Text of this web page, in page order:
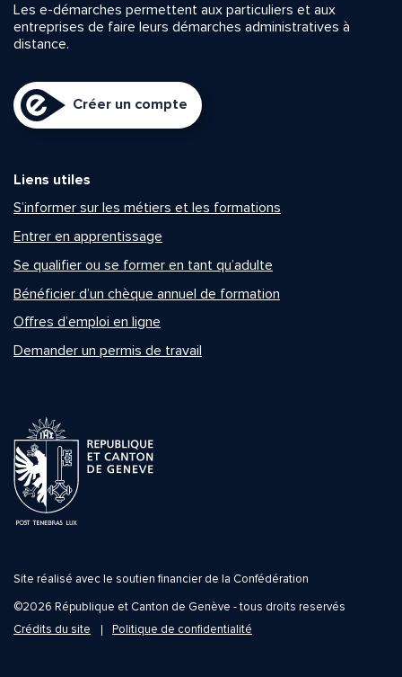
Les e-démarches permettent aux particuliers et aux
entreprises de faire leurs démarches administratives à
distance.
Créer un compte
Liens utiles
S’informer sur les métiers et les formations
Entrer en apprentissage
Se qualifier ou se former en tant qu’adulte
Bénéficier d’un chèque annuel de formation
Offres d’emploi en ligne
Demander un permis de travail
Site réalisé avec le soutien financier de la Confédération
©2026 République et Canton de Genève - tous droits reservés
Crédits du site
Politique de confidentialité